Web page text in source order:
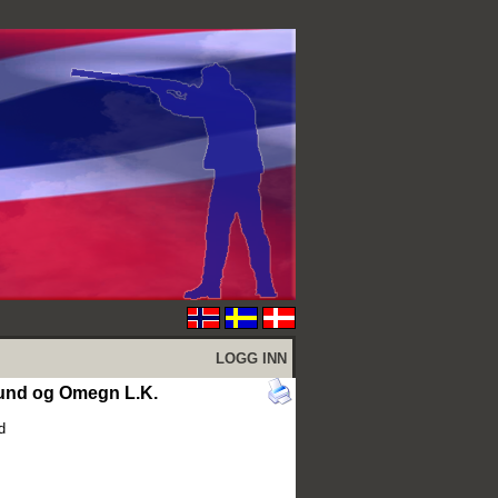
LOGG INN
og Omegn L.K.